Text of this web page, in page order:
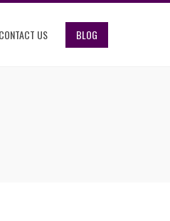
CONTACT US BLOG